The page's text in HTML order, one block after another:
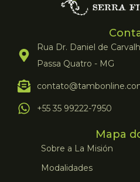
Rua Dr. Daniel de
Passa Quatro - MG
+55 35 99222-7950
Mapa
Sobre a La Misión
Modalidades